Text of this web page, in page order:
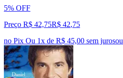
5% OFF
Preço R$ 42,75R$ 42,75
no Pix Ou 1x de R$ 45,00 sem jurosou